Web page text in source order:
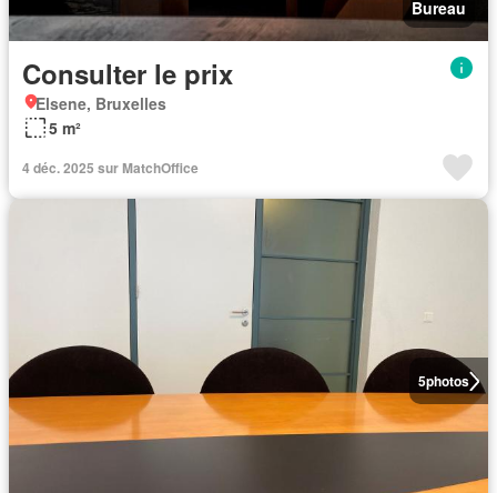
Bureau
Consulter le prix
Elsene, Bruxelles
5 m²
4 déc. 2025 sur MatchOffice
5photos